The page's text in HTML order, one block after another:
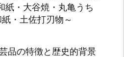
・大谷焼・丸亀うち
・土佐打刃物～
品の特徴と歴史的背景